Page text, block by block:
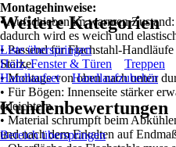
Montagehinweise:
• Aufschieben im warmen
dadurch wird es weich und
• Passend für Flachstahl-
Stärke.
• Montage von oben nach unten
• Für Bögen: Innenseite stärker
erleichtern.
• Material schrumpft beim
und nach dem Erkalten auf
Weitere Kategorien
Liste überspringen
Holz, Fenster & Türen
Treppen
Handlaufset
Handlaufzubehör
Kundenbewertungen
Bereich überspringen